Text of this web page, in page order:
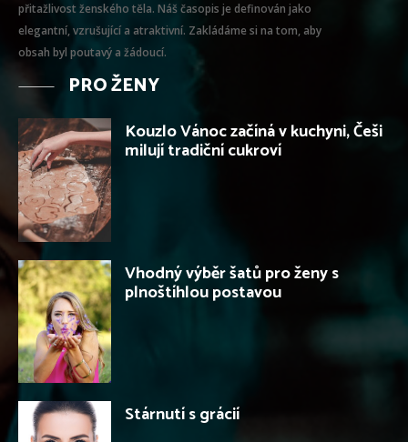
přitažlivost ženského těla. Náš časopis je definován jako
elegantní, vzrušující a atraktivní. Zakládáme si na tom, aby
obsah byl poutavý a žádoucí.
PRO ŽENY
Kouzlo Vánoc začíná v kuchyni, Češi
milují tradiční cukroví
Vhodný výběr šatů pro ženy s
plnoštíhlou postavou
Stárnutí s grácií